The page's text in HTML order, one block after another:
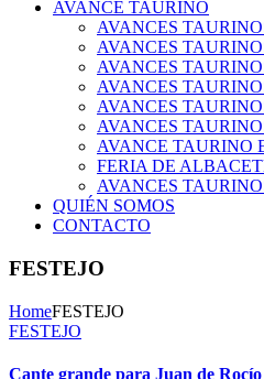
AVANCE TAURINO
AVANCES
AVANCES
AVANCES
AVANCES
AVANCES
AVANCES
AVANCE TAURINO
FERIA DE
AVANCES
QUIÉN SOMOS
CONTACTO
FESTEJO
HomeFESTEJO
FESTEJO
Cante grande para Juan de Rocío